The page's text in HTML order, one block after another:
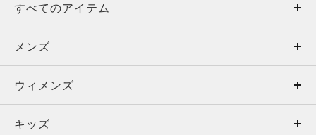
すべてのアイテム
メンズ
ウィメンズ
キッズ
メンズ
トップス
ボトムス
ウィメンズ
トップス
キッズ